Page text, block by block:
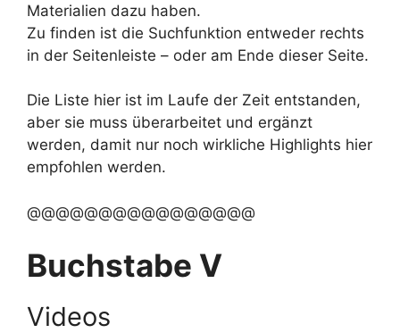
Materialien dazu haben.
Zu finden ist die Suchfunktion entweder rechts
in der Seitenleiste – oder am Ende dieser Seite.
Die Liste hier ist im Laufe der Zeit entstanden,
aber sie muss überarbeitet und ergänzt
werden, damit nur noch wirkliche Highlights hier
empfohlen werden.
@@@@@@@@@@@@@@@@
Buchstabe V
Videos